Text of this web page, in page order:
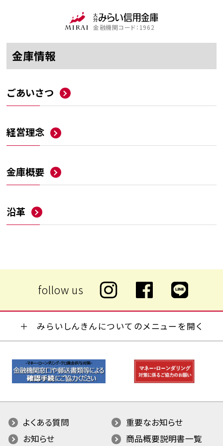
金融機関コード：1962
金庫情報
ごあいさつ
経営理念
金庫概要
沿革
みらいしんきんについてのメニューを開く
よくある質問
重要なお知らせ
お知らせ
商品概要説明書一覧